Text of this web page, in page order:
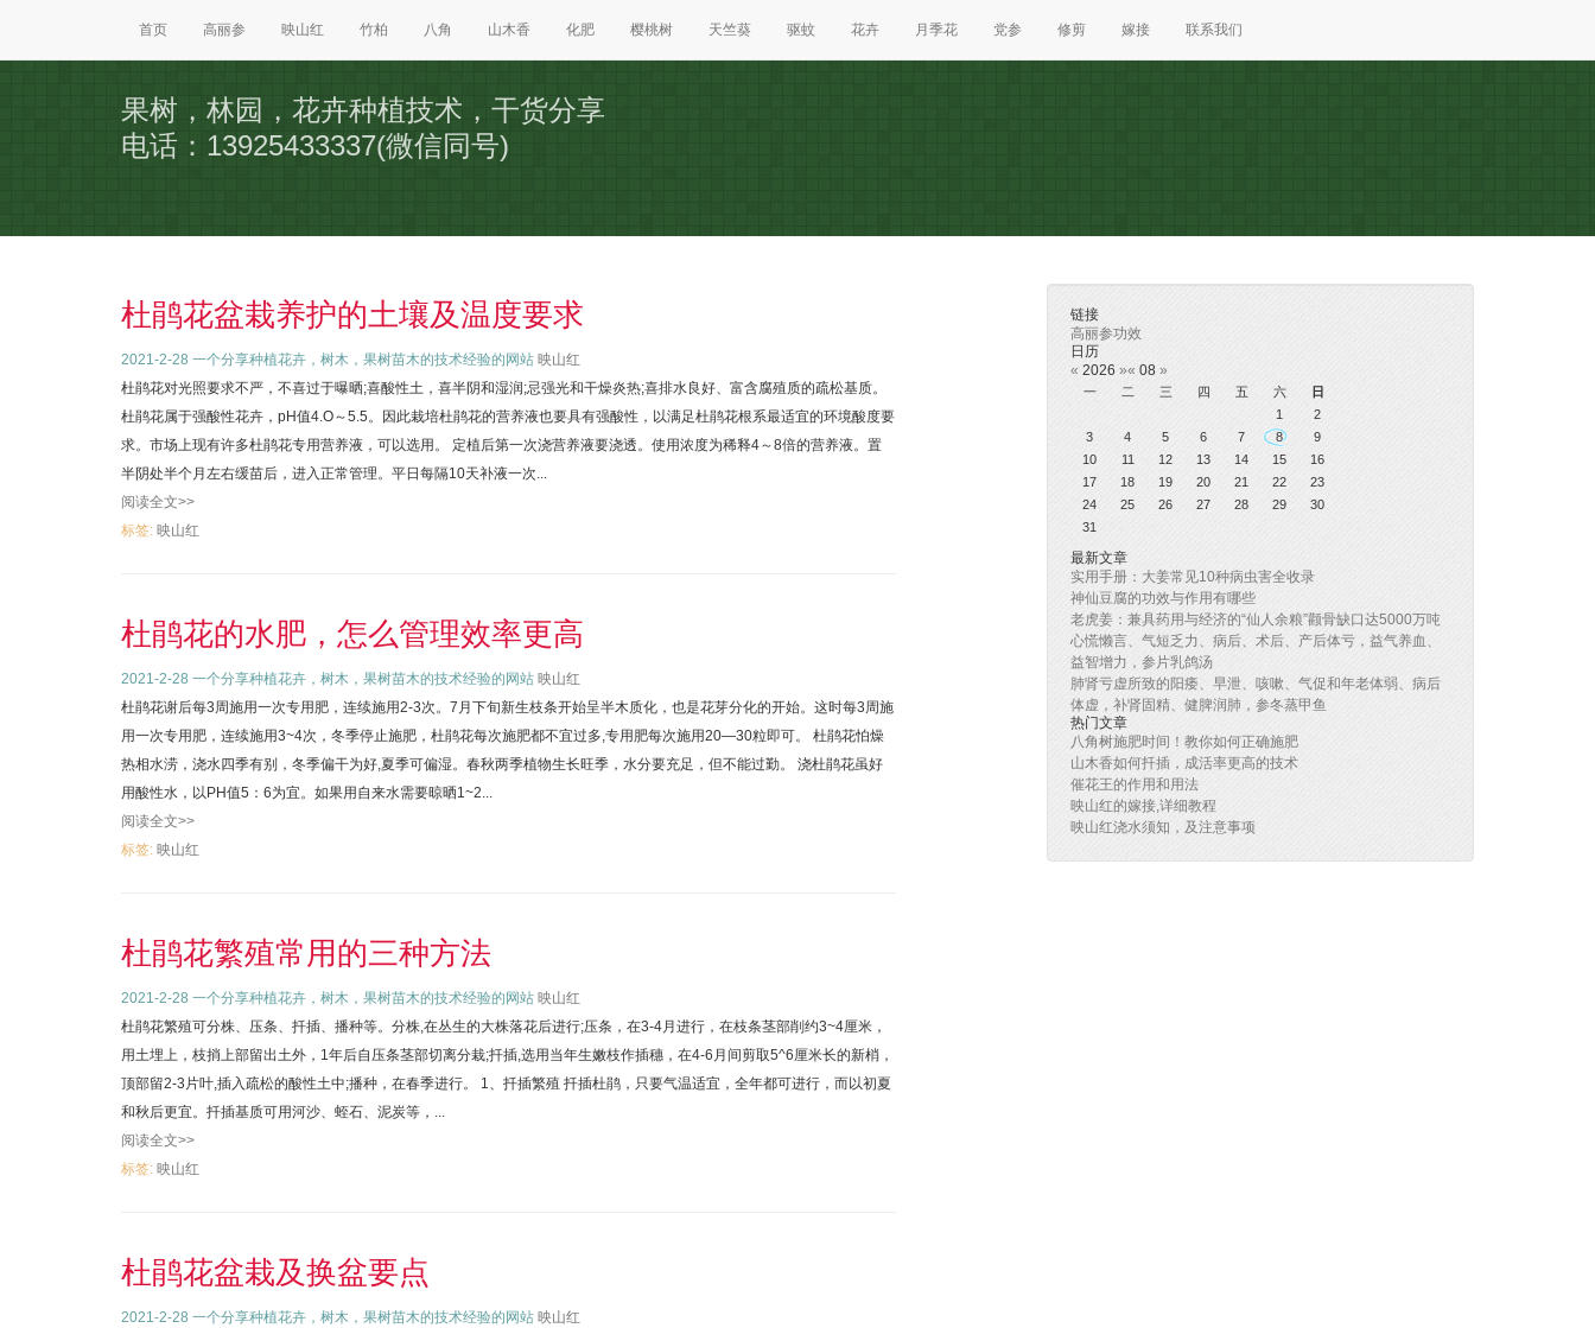
首页 高丽参 映山红 竹柏 八角 山木香 化肥 樱桃树 天竺葵 驱蚊 花卉 月季花 党参 修剪 嫁接 联系我们
果树，林园，花卉种植技术，干货分享
电话：13925433337(微信同号)
杜鹃花盆栽养护的土壤及温度要求
2021-2-28 一个分享种植花卉，树木，果树苗木的技术经验的网站 映山红
杜鹃花对光照要求不严，不喜过于曝晒;喜酸性土，喜半阴和湿润;忌强光和干燥炎热;喜排水良好、富含腐殖质的疏松基质。
杜鹃花属于强酸性花卉，pH值4.O～5.5。因此栽培杜鹃花的营养液也要具有强酸性，以满足杜鹃花根系最适宜的环境酸度要
求。市场上现有许多杜鹃花专用营养液，可以选用。 定植后第一次浇营养液要浇透。使用浓度为稀释4～8倍的营养液。置
半阴处半个月左右缓苗后，进入正常管理。平日每隔10天补液一次...
阅读全文>>
标签: 映山红
杜鹃花的水肥，怎么管理效率更高
2021-2-28 一个分享种植花卉，树木，果树苗木的技术经验的网站 映山红
杜鹃花谢后每3周施用一次专用肥，连续施用2-3次。7月下旬新生枝条开始呈半木质化，也是花芽分化的开始。这时每3周施
用一次专用肥，连续施用3~4次，冬季停止施肥，杜鹃花每次施肥都不宜过多,专用肥每次施用20—30粒即可。 杜鹃花怕燥
热相水涝，浇水四季有别，冬季偏干为好,夏季可偏湿。春秋两季植物生长旺季，水分要充足，但不能过勤。 浇杜鹃花虽好
用酸性水，以PH值5：6为宜。如果用自来水需要晾晒1~2...
阅读全文>>
标签: 映山红
杜鹃花繁殖常用的三种方法
2021-2-28 一个分享种植花卉，树木，果树苗木的技术经验的网站 映山红
杜鹃花繁殖可分株、压条、扦插、播种等。分株,在丛生的大株落花后进行;压条，在3-4月进行，在枝条茎部削约3~4厘米，
用土埋上，枝捎上部留出土外，1年后自压条茎部切离分栽;扦插,选用当年生嫩枝作插穗，在4-6月间剪取5^6厘米长的新梢，
顶部留2-3片叶,插入疏松的酸性土中;播种，在春季进行。 1、扦插繁殖 扦插杜鹃，只要气温适宜，全年都可进行，而以初夏
和秋后更宜。扦插基质可用河沙、蛭石、泥炭等，...
阅读全文>>
标签: 映山红
杜鹃花盆栽及换盆要点
2021-2-28 一个分享种植花卉，树木，果树苗木的技术经验的网站 映山红
链接
高丽参功效
日历
« 2026 »« 08 »
一 二 三 四 五 六
日
1
2
3
4 5 6 7 8
9
10
11 12 13 14 15
16
17
18 19 20 21 22
23
24
25 26 27 28 29
30
31
最新文章
实用手册：大姜常见10种病虫害全收录
神仙豆腐的功效与作用有哪些
老虎姜：兼具药用与经济的“仙人余粮”颧骨缺口达5000万吨
心慌懒言、气短乏力、病后、术后、产后体亏，益气养血、
益智增力，参片乳鸽汤
肺肾亏虚所致的阳痿、早泄、咳嗽、气促和年老体弱、病后
体虚，补肾固精、健脾润肺，参冬蒸甲鱼
热门文章
八角树施肥时间！教你如何正确施肥
山木香如何扦插，成活率更高的技术
催花王的作用和用法
映山红的嫁接,详细教程
映山红浇水须知，及注意事项